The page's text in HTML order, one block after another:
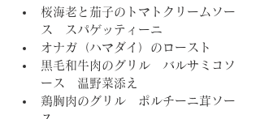
桜海老と茄子のトマトクリームソー
ス　スパゲッティーニ
オナガ（ハマダイ）のロースト
黒毛和牛肉のグリル　バルサミコソ
ース　温野菜添え
鶏胸肉のグリル　ポルチーニ茸ソー